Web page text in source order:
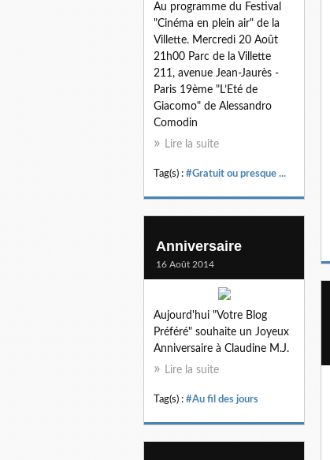
Au programme du Festival
"Cinéma en plein air" de la
Villette. Mercredi 20 Août
21h00 Parc de la Villette
211, avenue Jean-Jaurès -
Paris 19ème "L’Eté de
Giacomo" de Alessandro
Comodin
Lire la suite
Tag(s) : #Gratuit ou presque ...
Anniversaire
16 Août 2014
Aujourd'hui "Votre Blog
Préféré" souhaite un Joyeux
Anniversaire à Claudine M.J.
Lire la suite
Tag(s) : #Au fil des jours